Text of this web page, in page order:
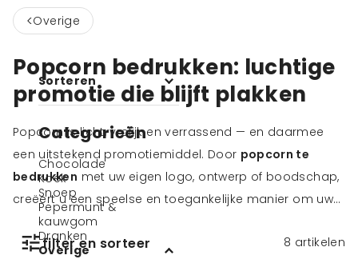
< Overige
Sorteren
Categorieën
Chocolade
Koek
Snoep
Pepermunt &
kauwgom
Dranken
Overige
Popcorn bedrukken: luchtige
promotie die blijft plakken
Popcorn is licht, vrolijk en verrassend — en daarmee
een uitstekend promotiemiddel. Door popcorn te
bedrukken met uw eigen logo, ontwerp of boodschap,
creëert u een speelse en toegankelijke manier om uw
merk onder de aandacht te brengen. Het is een snack
die vrijwel iedereen waardeert en die bovendien past
filter en sorteer 8 artikelen